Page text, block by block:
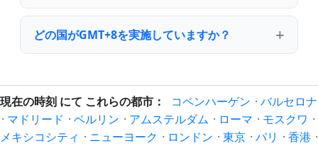
どの国がGMT+8を実施していますか？
現在の時刻 にて これらの都市： コペンハーゲン · バルセロナ
· マドリード · ベルリン · アムステルダム · ローマ · モスクワ ·
メキシコシティ · ニューヨーク · ロンドン · 東京 · パリ · 香港 ·